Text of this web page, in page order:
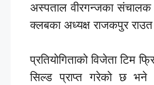
अस्पतालवीरगन्जका संचालक
क्लबका अध्यक्ष राजकपुर
प्रतियोगिताको विजेता टिम
सिल्ड प्राप्त गरेको छ भने